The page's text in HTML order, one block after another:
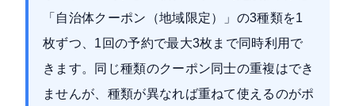
「自治体クーポン（地域限定）」の3種類を1
枚ずつ、1回の予約で最大3枚まで同時利用で
きます。同じ種類のクーポン同士の重複はでき
ませんが、種類が異なれば重ねて使えるのがポ